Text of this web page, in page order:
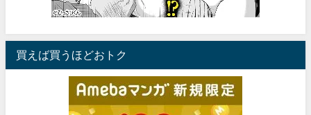
買えば買うほどおトク